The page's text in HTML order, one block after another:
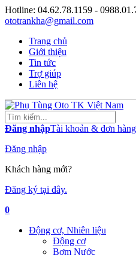
Hotline: 04.62.78.1159 -
ototrankha@gmail.com
Trang chủ
Giới thiệu
Tin tức
Trợ giúp
Liên hệ
Đăng nhậpTài khoản & đơn hàng
Đăng nhập
Khách hàng mới?
Đăng ký tại đây.
0
Động cơ, Nhiên liệu
Động cơ
Bơm Nước